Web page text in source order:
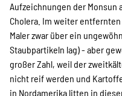
Aufzeichnungen der Monsun
Cholera. Im weiter
Maler zwar über ein
Staubpartikeln lag) - aber
großer Zahl, weil der
nicht reif werden und
in Nordamerika litten in